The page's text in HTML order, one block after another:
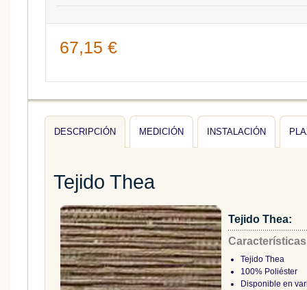
67,15 €
DESCRIPCIÓN MEDICIÓN INSTALACIÓN
Tejido Thea
Tejido Thea:
Tejido Thea
100% Poliéster
Disponible en